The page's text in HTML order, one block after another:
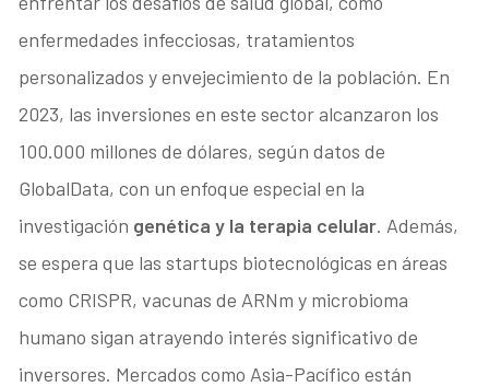
enfermedades infecciosas, tratamientos
personalizados y envejecimiento de la población. En
2023, las inversiones en este sector alcanzaron los
100.000 millones de dólares, según datos de
GlobalData, con un enfoque especial en la
investigación genética y la terapia celular. Además,
se espera que las startups biotecnológicas en áreas
como CRISPR, vacunas de ARNm y microbioma
humano sigan atrayendo interés significativo de
inversores. Mercados como Asia-Pacífico están